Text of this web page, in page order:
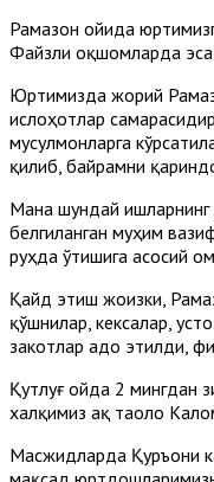
Рамазон ойида
Файзли оқшомларда эса
Юртимизда жорий
ислоҳотлар
мусулмонларга
қилиб, байрамни
Мана шундай ишларнинг
белгиланган муҳим
руҳда ўтишига асосий
Қайд этиш жоизки,
қўшнилар, кексалар,
закотлар адо этилди,
Қутлуғ ойда 2 мингдан
халқимиз Ҳақ таоло
Масжидларда Қуръони